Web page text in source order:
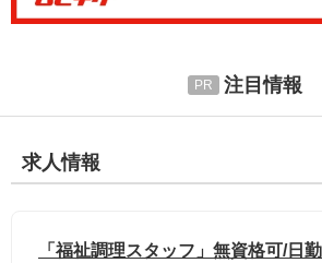
注目情報
求人情報
「福祉調理スタッフ」無資格可/日